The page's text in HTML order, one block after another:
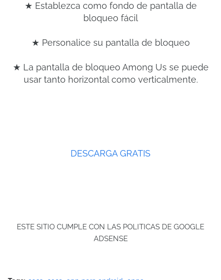
★ Establezca como fondo de pantalla de
bloqueo fácil
★ Personalice su pantalla de bloqueo
★ La pantalla de bloqueo Among Us se puede
usar tanto horizontal como verticalmente.
DESCARGA GRATIS
ESTE SITIO CUMPLE CON LAS POLITICAS DE GOOGLE
ADSENSE